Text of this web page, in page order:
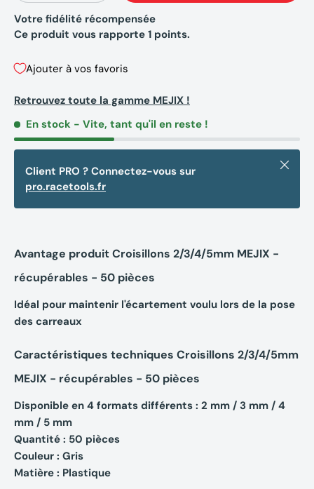
Votre fidélité récompensée
Ce produit vous rapporte 1 points.
Ajouter à vos favoris
Retrouvez toute la gamme MEJIX !
En stock - Vite, tant qu'il en reste !
Client PRO ? Connectez-vous sur
pro.racetools.fr
Fermer
Avantage produit Croisillons 2/3/4/5mm MEJIX -
récupérables - 50 pièces
Idéal pour maintenir l'écartement voulu lors de la pose
des carreaux
Caractéristiques techniques Croisillons 2/3/4/5mm
MEJIX - récupérables - 50 pièces
Disponible en 4 formats différents : 2 mm / 3 mm / 4
mm / 5 mm
Quantité : 50 pièces
Couleur : Gris
Matière : Plastique